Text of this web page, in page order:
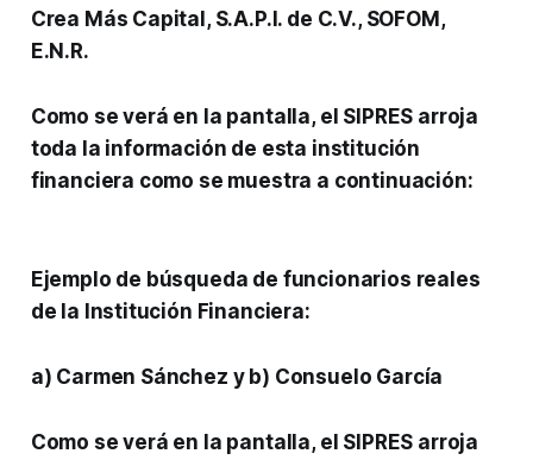
Crea Más Capital, S.A.P.I. de C.V., SOFOM,
E.N.R.
Como se verá en la pantalla, el SIPRES arroja
toda la información de esta institución
financiera como se muestra a continuación:
Ejemplo de búsqueda de funcionarios reales
de la Institución Financiera:
a) Carmen Sánchez y b) Consuelo García
Como se verá en la pantalla, el SIPRES arroja